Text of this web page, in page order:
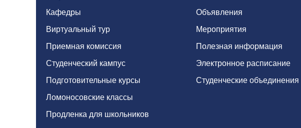
Кафедры
Виртуальный тур
Приемная комиссия
Студенческий кампус
Подготовительные курсы
Ломоносовские классы
Продленка для школьников
Объявления
Мероприятия
Полезная информация
Электронное расписание
Студенческие объединения